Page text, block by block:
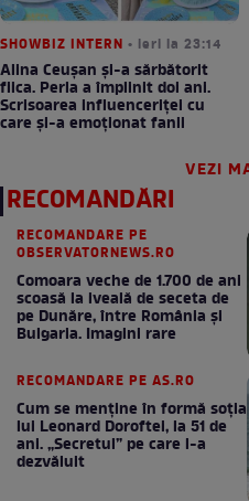
SHOWBIZ INTERN • ieri la 23:14
Alina Ceușan și-a sărbătorit
fiica. Perla a împlinit doi ani.
Scrisoarea influenceriței cu
care și-a emoționat fanii
VEZI
RECOMANDĂRI
RECOMANDARE PE
OBSERVATORNEWS.RO
Comoara veche de 1.700 de ani
scoasă la iveală de seceta de
pe Dunăre, între România şi
Bulgaria. Imagini rare
RECOMANDARE PE AS.RO
Cum se menţine în formă soţia
lui Leonard Doroftei, la 51 de
ani. „Secretul” pe care l-a
dezvăluit